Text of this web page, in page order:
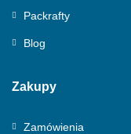
Packrafty
Blog
Zakupy
Zamówienia